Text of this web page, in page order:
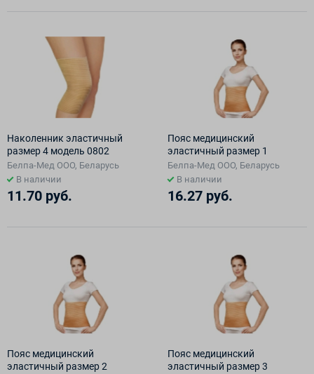
Наколенник эластичный
размер 4 модель 0802
Белпа-Мед ООО, Беларусь
В наличии
11.70 руб.
Пояс медицинский
эластичный размер 1
Белпа-Мед ООО, Беларусь
В наличии
16.27 руб.
Пояс медицинский
эластичный размер 2
Пояс медицинский
эластичный размер 3